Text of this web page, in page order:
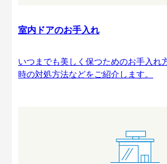
室内ドアのお手入れ
いつまでも美しく保つためのお手入れ
時の対処方法などをご紹介します。